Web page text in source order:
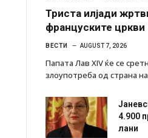
Триста илјади
француските цркви
ВЕСТИ AUGUST 7, 2026
Папата Лав XIV ќе се
злоупотреба од страна
4.900
лани